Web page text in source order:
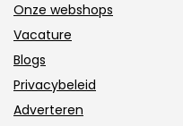
Onze webshops
Vacature
Blogs
Privacybeleid
Adverteren